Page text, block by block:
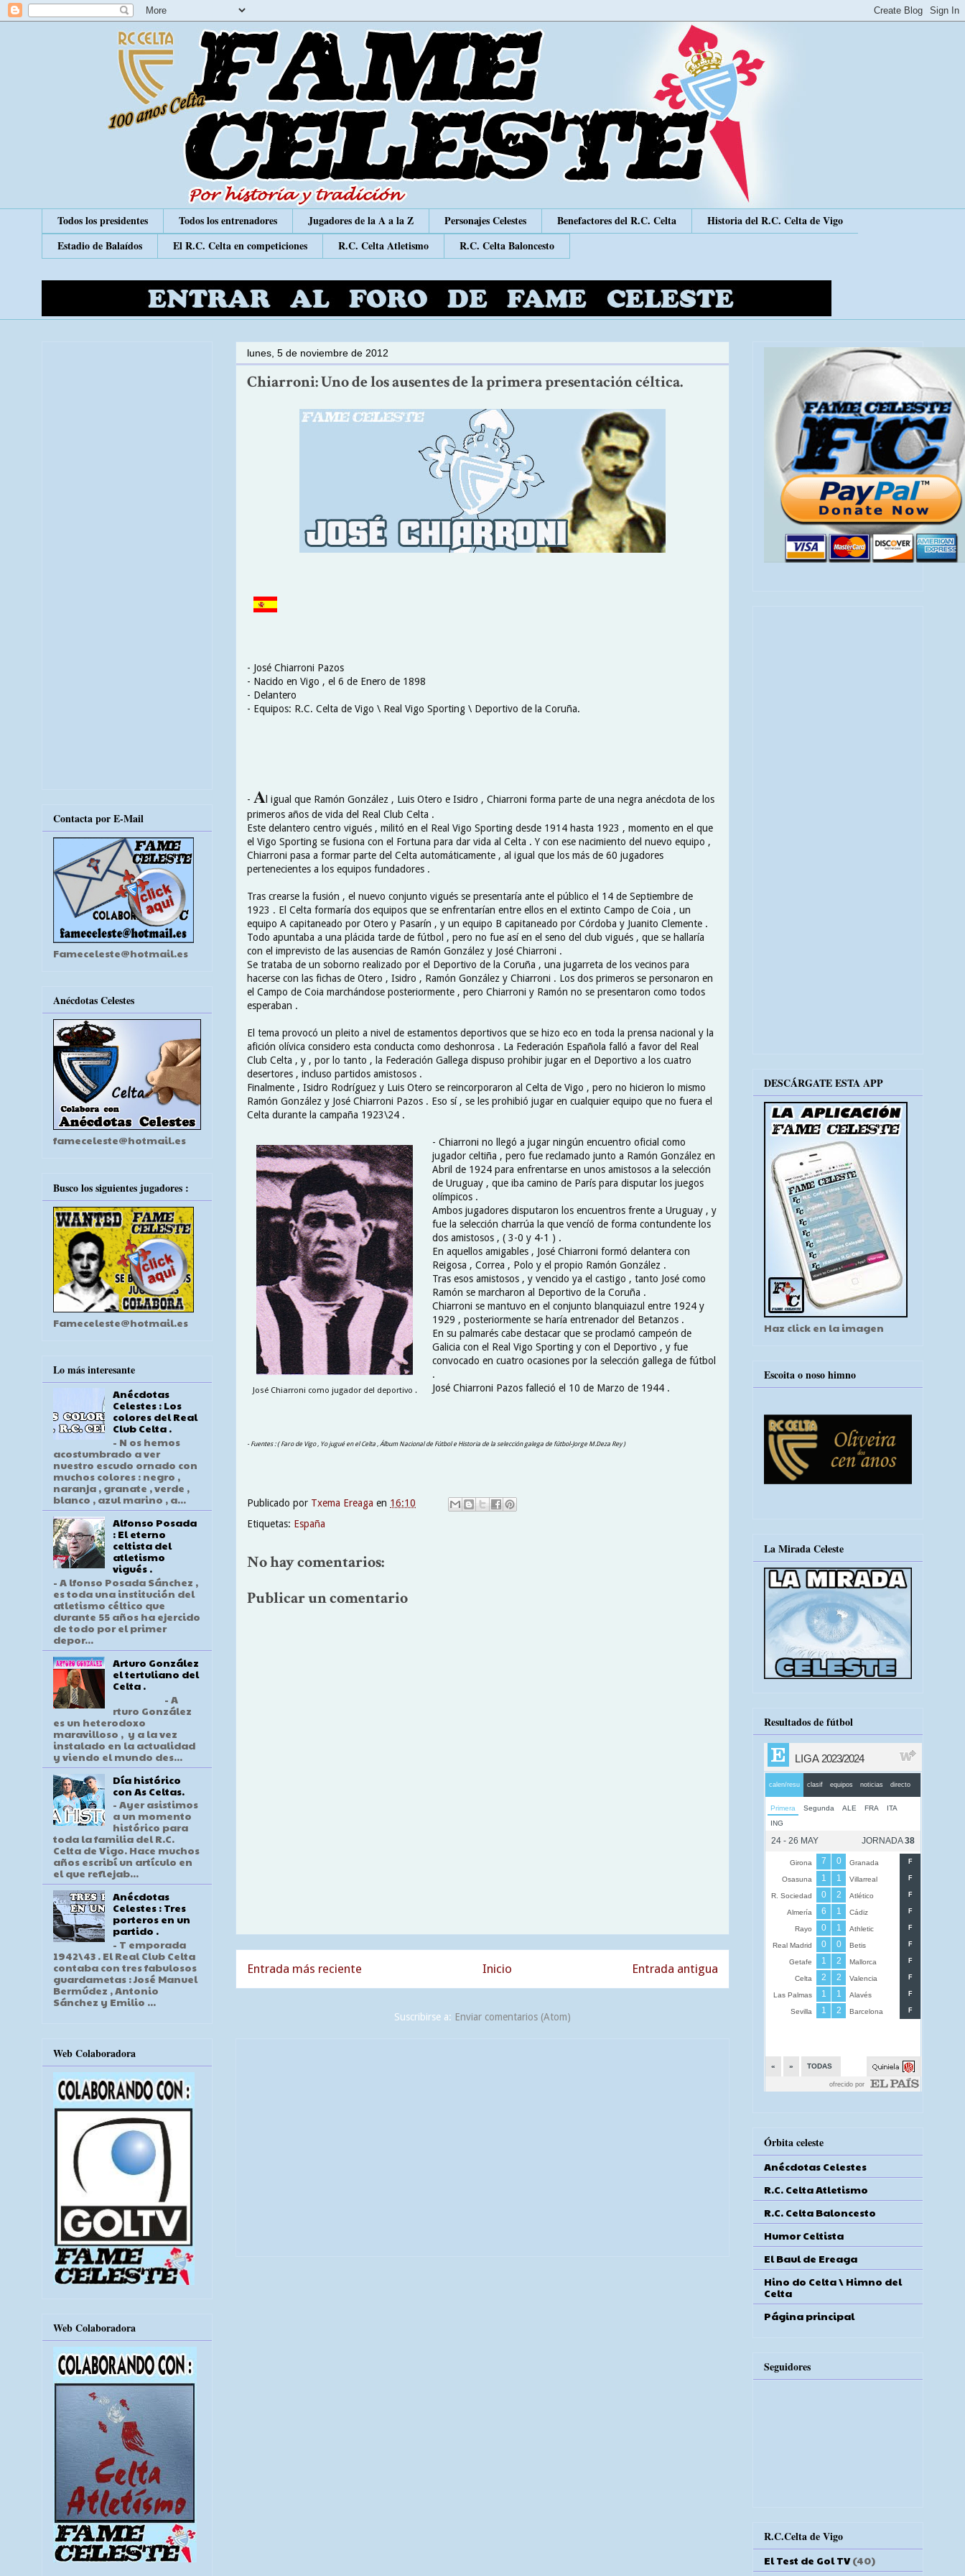
Todos los presidentes Todos los entrenadores Jugadores de la A a la Z Personajes Celestes Benefactores del R.C. Celta
Historia del R.C. Celta de Vigo
Estadio de Balaídos
El R.C. Celta en competiciones R.C. Celta Atletismo R.C. Celta Baloncesto
lunes, 5 de noviembre de 2012
Chiarroni: Uno de los ausentes de la primera presentación céltica.
- José Chiarroni Pazos
- Nacido en Vigo , el 6 de Enero de 1898
- Delantero
- Equipos: R.C. Celta de Vigo \ Real Vigo Sporting \ Deportivo de la Coruña.
- Al igual que Ramón González , Luis Otero e Isidro , Chiarroni forma parte de una negra anécdota de los
primeros años de vida del Real Club Celta .
Este delantero centro vigués , militó en el Real Vigo Sporting desde 1914 hasta 1923 , momento en el que
el Vigo Sporting se fusiona con el Fortuna para dar vida al Celta . Y con ese nacimiento del nuevo equipo ,
Chiarroni pasa a formar parte del Celta automáticamente , al igual que los más de 60 jugadores
pertenecientes a los equipos fundadores .
Tras crearse la fusión , el nuevo conjunto vigués se presentaría ante el público el 14 de Septiembre de
1923 . El Celta formaría dos equipos que se enfrentarían entre ellos en el extinto Campo de Coia , un
equipo A capitaneado por Otero y Pasarín , y un equipo B capitaneado por Córdoba y Juanito Clemente .
Todo apuntaba a una plácida tarde de fútbol , pero no fue así en el seno del club vigués , que se hallaría
con el imprevisto de las ausencias de Ramón González y José Chiarroni .
Se trataba de un soborno realizado por el Deportivo de la Coruña , una jugarreta de los vecinos para
hacerse con las fichas de Otero , Isidro , Ramón González y Chiarroni . Los dos primeros se personaron en
el Campo de Coia marchándose posteriormente , pero Chiarroni y Ramón no se presentaron como todos
esperaban .
El tema provocó un pleito a nivel de estamentos deportivos que se hizo eco en toda la prensa nacional y la
afición olívica considero esta conducta como deshonrosa . La Federación Española falló a favor del Real
Club Celta , y , por lo tanto , la Federación Gallega dispuso prohibir jugar en el Deportivo a los cuatro
desertores , incluso partidos amistosos .
Finalmente , Isidro Rodríguez y Luis Otero se reincorporaron al Celta de Vigo , pero no hicieron lo mismo
Ramón González y José Chiarroni Pazos . Eso sí , se les prohibió jugar en cualquier equipo que no fuera el
Celta durante la campaña 1923\24 .
José Chiarroni como jugador del deportivo .
- Chiarroni no llegó a jugar ningún encuentro oficial como
jugador celtiña , pero fue reclamado junto a Ramón González en
Abril de 1924 para enfrentarse en unos amistosos a la selección
de Uruguay , que iba camino de París para disputar los juegos
olímpicos .
Ambos jugadores disputaron los encuentros frente a Uruguay , y
fue la selección charrúa la que vencíó de forma contundente los
dos amistosos , ( 3-0 y 4-1 ) .
En aquellos amigables , José Chiarroni formó delantera con
Reigosa , Correa , Polo y el propio Ramón González .
Tras esos amistosos , y vencido ya el castigo , tanto José como
Ramón se marcharon al Deportivo de la Coruña .
Chiarroni se mantuvo en el conjunto blanquiazul entre 1924 y
1929 , posteriormente se haría entrenador del Betanzos .
En su palmarés cabe destacar que se proclamó campeón de
Galicia con el Real Vigo Sporting y con el Deportivo , y fue
convocado en cuatro ocasiones por la selección gallega de fútbol
.
José Chiarroni Pazos falleció el 10 de Marzo de 1944 .
- Fuentes : ( Faro de Vigo , Yo jugué en el Celta , Álbum Nacional de Fútbol e Historia de la selección galega de fútbol-Jorge M.Deza Rey )
Publicado por Txema Ereaga en 16:10
Etiquetas: España
No hay comentarios:
Publicar un comentario
Entrada más reciente Entrada antigua
Inicio
Suscribirse a: Enviar comentarios (Atom)
Contacta por E-Mail
Fameceleste@hotmail.es
Anécdotas Celestes
fameceleste@hotmail.es
Busco los siguientes jugadores :
Fameceleste@hotmail.es
Lo más interesante
Anécdotas
Celestes : Los
colores del Real
Club Celta .
- N os hemos
acostumbrado a ver
nuestro escudo ornado con
muchos colores : negro ,
naranja , granate , verde ,
blanco , azul marino , a...
Alfonso Posada
: El eterno
celtista del
atletismo
vigués .
- A lfonso Posada Sánchez ,
es toda una institución del
atletismo céltico que
durante 55 años ha ejercido
de todo por el primer
depor...
Arturo González
el tertuliano del
Celta .
- A
rturo González
es un heterodoxo
maravilloso , y a la vez
instalado en la actualidad
y viendo el mundo des...
Día histórico
con As Celtas.
- Ayer asistimos
a un momento
histórico para
toda la familia del R.C.
Celta de Vigo. Hace muchos
años escribí un artículo en
el que reflejab...
Anécdotas
Celestes : Tres
porteros en un
partido .
- T emporada
1942\43 . El Real Club Celta
contaba con tres fabulosos
guardametas : José Manuel
Bermúdez , Antonio
Sánchez y Emilio ...
Web Colaboradora
Web Colaboradora
DESCÁRGATE ESTA APP
Haz click en la imagen
Escoita o noso himno
La Mirada Celeste
Resultados de fútbol
Órbita celeste
Anécdotas Celestes
R.C. Celta Atletismo
R.C. Celta Baloncesto
Humor Celtista
El Baul de Ereaga
Hino do Celta \ Himno del
Celta
Página principal
Seguidores
R.C.Celta de Vigo
El Test de Gol TV (40)